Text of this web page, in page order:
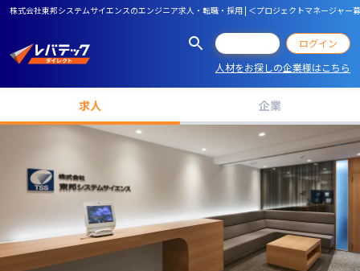
株式会社東邦システムサイエンスのエンジニア求人・転職・採用 | ＜プロジェクトマネージャ
ログイン
人材をお探しの企業様はこちら
求人 企業